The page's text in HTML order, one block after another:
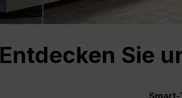
Entdecken Sie
Smart-